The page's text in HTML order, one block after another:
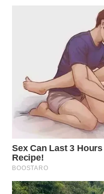
WN
BOROBUDUR
WN
MADURA
WN
SURABAYA